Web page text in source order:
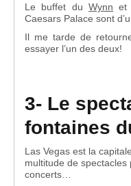
Le buffet du Wynn et
Caesars Palace sont
Il me tarde de
essayer l’un des deux!
3- Le
fontaines
Las Vegas est la
multitude de spectacles
concerts…